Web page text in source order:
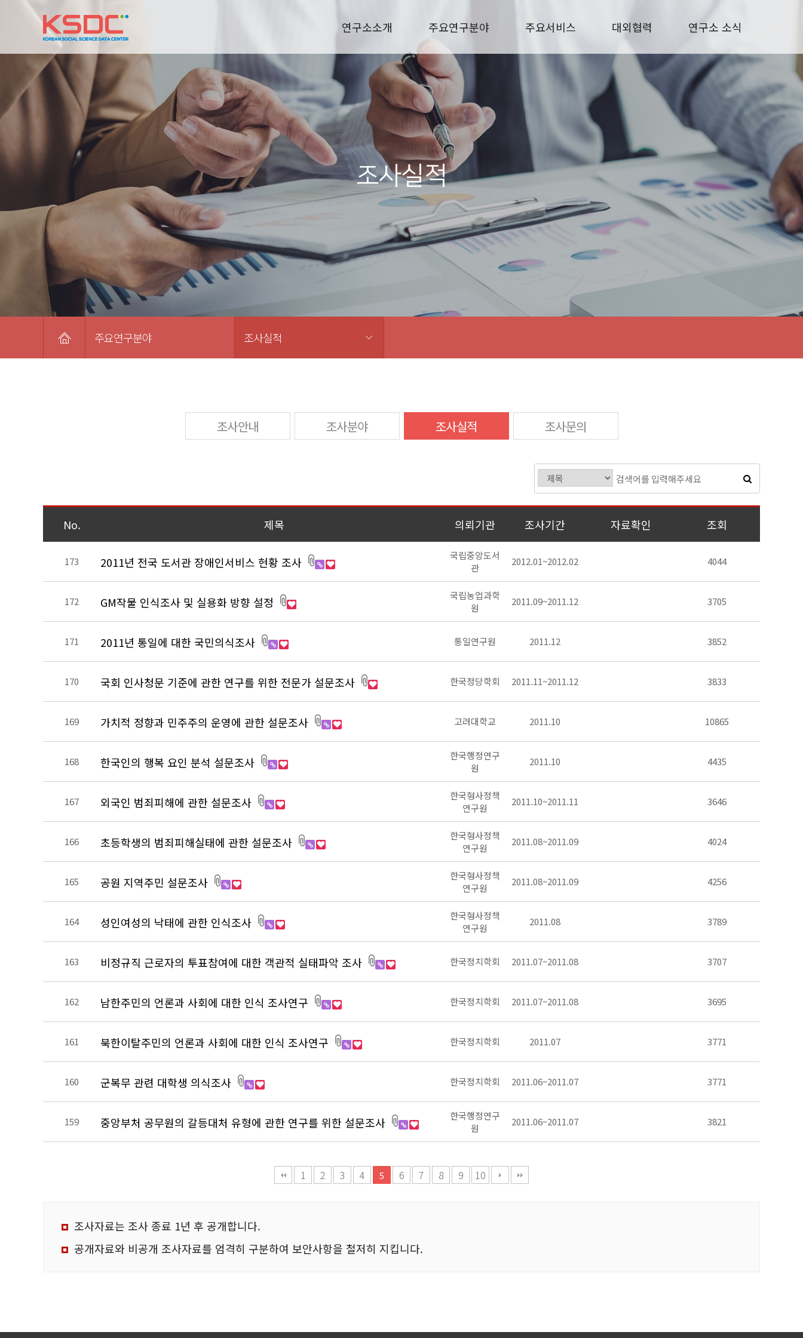
연구소소개 주요연구분야 주요서비스 대외협력 연구소 소식
조사실적
주요연구분야 조사실적
조사안내 조사분야 조사실적 조사문의
No. 제목 의뢰기관 조사기간 자료확인 조회
173 2011년 전국 도서관 장애인서비스 현황 조사
국립중앙도서
관
2012.01~2012.02 4044
172 GM작물 인식조사 및 실용화 방향 설정
국립농업과학
원
2011.09~2011.12 3705
171 2011년 통일에 대한 국민의식조사 통일연구원 2011.12 3852
170 국회 인사청문 기준에 관한 연구를 위한 전문가 설문조사 한국정당학회 2011.11~2011.12 3833
169 가치적 정향과 민주주의 운영에 관한 설문조사 고려대학교 2011.10 10865
168 한국인의 행복 요인 분석 설문조사
한국행정연구
원
2011.10 4435
167 외국인 범죄피해에 관한 설문조사
한국형사정책
연구원
2011.10~2011.11 3646
166 초등학생의 범죄피해실태에 관한 설문조사
한국형사정책
연구원
2011.08~2011.09 4024
165 공원 지역주민 설문조사
한국형사정책
연구원
2011.08~2011.09 4256
164 성인여성의 낙태에 관한 인식조사
한국형사정책
연구원
2011.08 3789
163 비정규직 근로자의 투표참여에 대한 객관적 실태파악 조사 한국정치학회 2011.07~2011.08 3707
162 남한주민의 언론과 사회에 대한 인식 조사연구 한국정치학회 2011.07~2011.08 3695
161 북한이탈주민의 언론과 사회에 대한 인식 조사연구 한국정치학회 2011.07 3771
160 군복무 관련 대학생 의식조사 한국정치학회 2011.06~2011.07 3771
159 중앙부처 공무원의 갈등대처 유형에 관한 연구를 위한 설문조사
한국행정연구
원
2011.06~2011.07 3821
1 2 3 4 5 6 7 8 9 10
조사자료는 조사 종료 1년 후 공개합니다.
공개자료와 비공개 조사자료를 엄격히 구분하여 보안사항을 철저히 지킵니다.